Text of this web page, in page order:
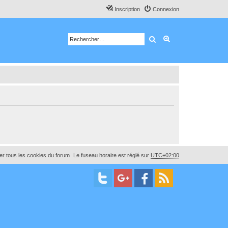
Connexion
Inscription
Rechercher
Le fuseau horaire est réglé sur UTC+02:00
tous les cookies du forum